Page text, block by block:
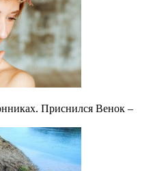
Приснился Венок –